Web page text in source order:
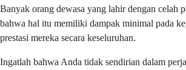
Banyak orang dewasa yang lahir dengan celah
bahwa hal itu memiliki dampak minimal pada
prestasi mereka secara keseluruhan.
Ingatlah bahwa Anda tidak sendirian dalam